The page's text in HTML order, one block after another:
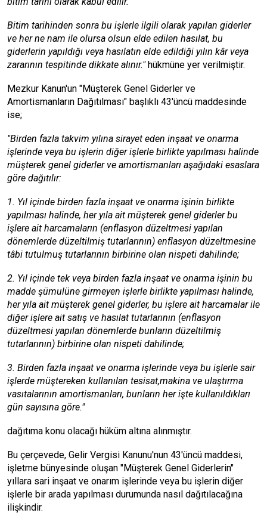
Bitim tarihinden sonra bu işlerle ilgili olarak yapılan giderler
ve her ne nam ile olursa olsun elde edilen hasılat, bu
giderlerin yapıldığı veya hasılatın elde edildiği yılın kâr veya
zararının tespitinde dikkate alınır."hükmüne yer verilmiştir.
Mezkur Kanun'un "Müşterek Genel Giderler ve
Amortismanların Dağıtılması" başlıklı 43'üncü maddesinde
ise;
"Birden fazla takvim yılına sirayet eden inşaat ve onarma
işlerinde veya bu işlerin diğer işlerle birlikte yapılması halinde
müşterek genel giderler ve amortismanları aşağıdaki esaslara
göre dağıtılır:
1. Yıl içinde birden fazla inşaat ve onarma işinin birlikte
yapılması halinde, her yıla ait müşterek genel giderler bu
işlere ait harcamaların (enflasyon düzeltmesi yapılan
dönemlerde düzeltilmiş tutarlarının) enflasyon düzeltmesine
tâbi tutulmuş tutarlarının birbirine olan nispeti dahilinde;
2. Yıl içinde tek veya birden fazla inşaat ve onarma işinin bu
madde şümulüne girmeyen işlerle birlikte yapılması halinde,
her yıla ait müşterek genel giderler, bu işlere ait harcamalar ile
diğer işlere ait satış ve hasılat tutarlarının (enflasyon
düzeltmesi yapılan dönemlerde bunların düzeltilmiş
tutarlarının) birbirine olan nispeti dahilinde;
3. Birden fazla inşaat ve onarma işlerinde veya bu işlerle sair
işlerde müştereken kullanılan tesisat,makina ve ulaştırma
vasıtalarının amortismanları, bunların her işte kullanıldıkları
gün sayısına göre."
dağıtıma konu olacağı hüküm altına alınmıştır.
Bu çerçevede, Gelir Vergisi Kanunu'nun 43'üncü maddesi,
işletme bünyesinde oluşan "Müşterek Genel Giderlerin"
yıllara sari inşaat ve onarım işlerinde veya bu işlerin diğer
işlerle bir arada yapılması durumunda nasıl dağıtılacağına
ilişkindir.